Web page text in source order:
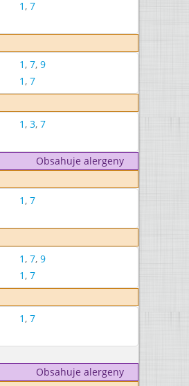
1, 7
1, 7, 9
1, 7
1, 3, 7
Obsahuje alergeny
1, 7
1, 7, 9
1, 7
1, 7
Obsahuje alergeny